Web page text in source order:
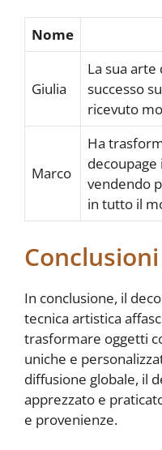
Nome
Giulia
La sua arte
successo
ricevuto
Marco
Ha
vendendo
in tutto il
Conclusioni
In conclusione, il
tecnica artistica
trasformare oggetti
uniche e
diffusione globale, il
apprezzato e
e provenienze.